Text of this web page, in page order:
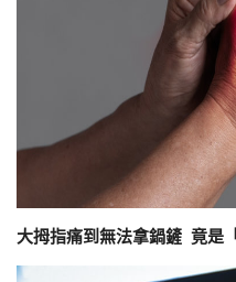
大拇指痛到無法拿鍋鏟 竟是